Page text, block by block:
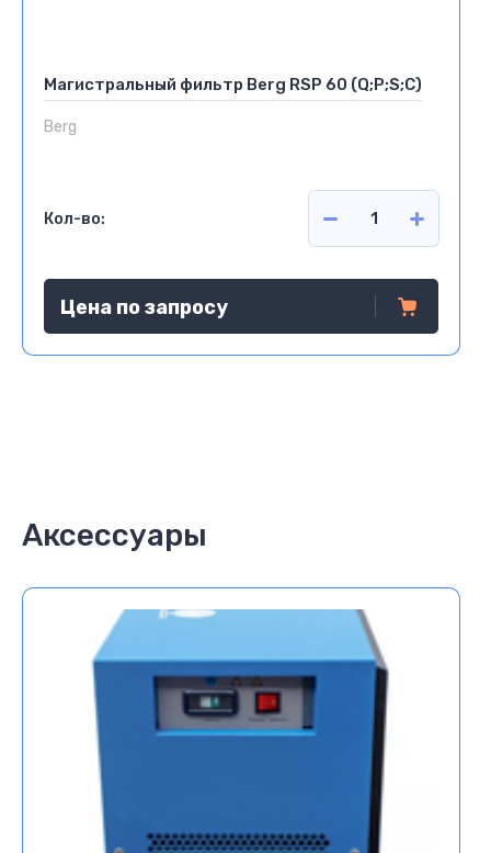
Магистральный фильтр Berg RSP 60 (Q;P;S;C)
Berg
Кол-во:
Цена по запросу
Аксессуары